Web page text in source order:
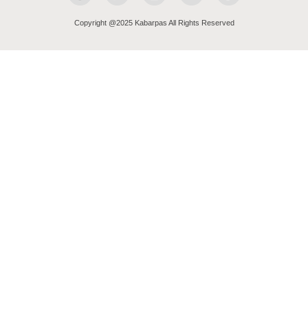
Copyright @2025 Kabarpas All Rights Reserved